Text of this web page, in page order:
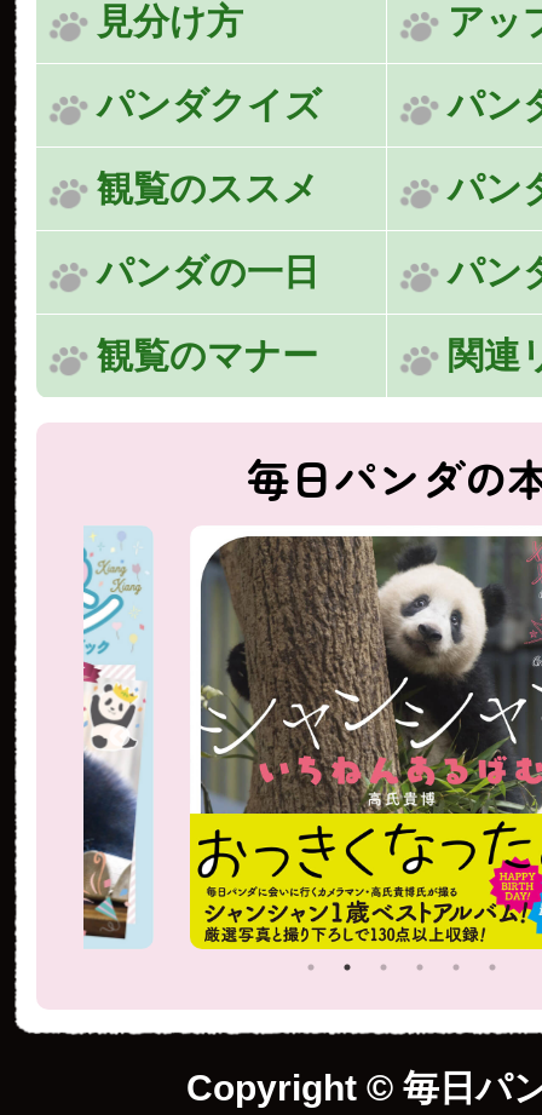
見分け方 アッ
パンダクイズ パン
観覧のススメ パン
パンダの一日 パン
観覧のマナー 関連
毎日パンダの
Copyright © 毎日パ